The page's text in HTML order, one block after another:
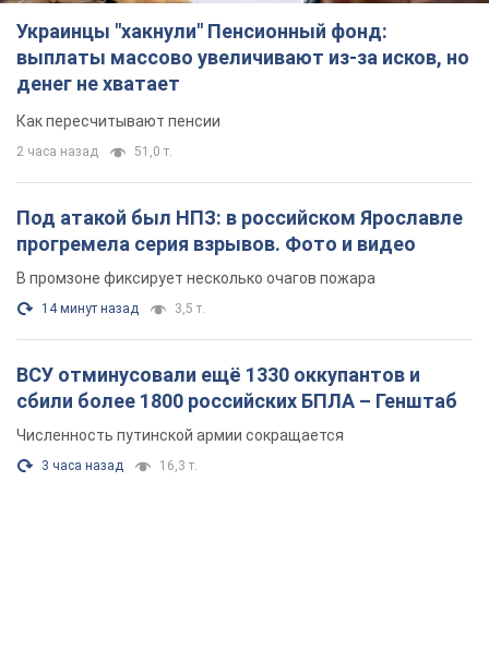
Украинцы "хакнули" Пенсионный фонд:
выплаты массово увеличивают из-за исков, но
денег не хватает
Как пересчитывают пенсии
2 часа назад 51,0 т.
Под атакой был НПЗ: в российском Ярославле
прогремела серия взрывов. Фото и видео
В промзоне фиксирует несколько очагов пожара
14 минут назад 3,5 т.
ВСУ отминусовали ещё 1330 оккупантов и
сбили более 1800 российских БПЛА – Генштаб
Численность путинской армии сокращается
3 часа назад 16,3 т.